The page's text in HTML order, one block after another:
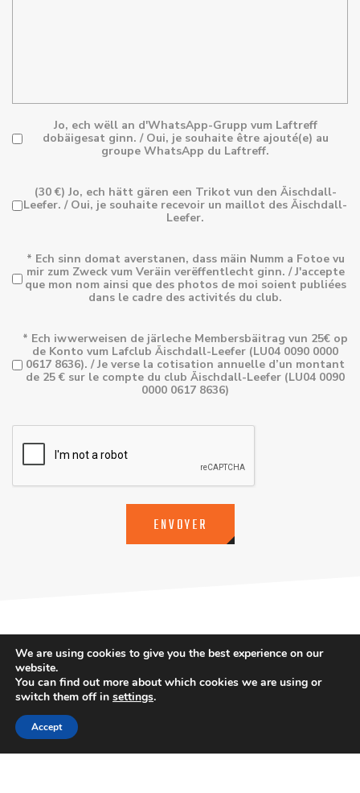
Jo, ech wëll an d'WhatsApp-Grupp vum Laftreff
dobäigesat ginn. / Oui, je souhaite être ajouté(e) au
groupe WhatsApp du Laftreff.
(30 €) Jo, ech hätt gären een Trikot vun den Äischdall-
Leefer. / Oui, je souhaite recevoir un maillot des Äischdall-
Leefer.
* Ech sinn domat averstanen, dass mäin Numm a Fotoe vu
mir zum Zweck vum Veräin verëffentlecht ginn. / J'accepte
que mon nom ainsi que des photos de moi soient publiées
dans le cadre des activités du club.
* Ech iwwerweisen de järleche Membersbäitrag vun 25€ op
de Konto vum Lafclub Äischdall-Leefer (LU04 0090 0000
0617 8636). / Je verse la cotisation annuelle d’un montant
de 25 € sur le compte du club Äischdall-Leefer (LU04 0090
0000 0617 8636)
©Äischdall-Trail. All Right Reserved 2026.
We are using cookies to give you the best experience on our
website.
You can find out more about which cookies we are using or
switch them off in settings.
Accept